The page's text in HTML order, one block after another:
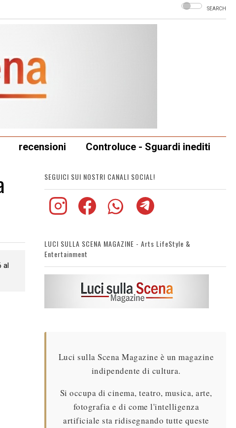
SEARCH
recensioni Controluce - Sguardi inediti
al
SEGUICI SUI NOSTRI CANALI SOCIAL!
LUCI SULLA SCENA MAGAZINE - Arts LifeStyle &
Entertainment
Luci sulla Scena Magazine è un magazine
indipendente di cultura.
Si occupa di cinema, teatro, musica, arte,
fotografia e di come l'intelligenza
artificiale sta ridisegnando tutte queste